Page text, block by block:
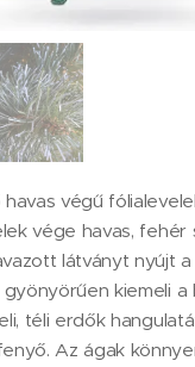
végű
vége havas, fehér
látványt nyújt
kiemeli a
téli erdők
Az ágak